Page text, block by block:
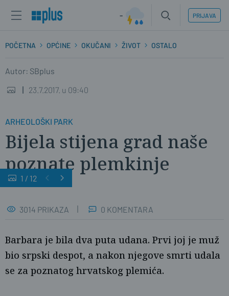
- PRIJAVA
POČETNA OPĆINE OKUČANI ŽIVOT OSTALO
Autor: SBplus
23.7.2017. u 09:40
ARHEOLOŠKI PARK
Bijela stijena grad naše
poznate plemkinje
1 / 12
3014 PRIKAZA 0 KOMENTARA
Barbara je bila dva puta udana. Prvi joj je muž
bio srpski despot, a nakon njegove smrti udala
se za poznatog hrvatskog plemića.